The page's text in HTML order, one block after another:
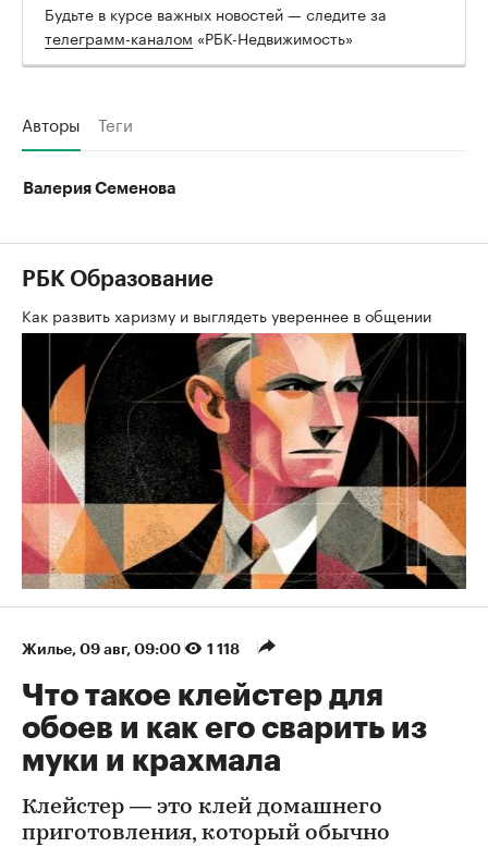
Будьте в курсе важных новостей — следите за
телеграмм-каналом «РБК-Недвижимость»
Авторы Теги
Валерия Семенова
РБК Образование
Как развить харизму и выглядеть увереннее в общении
Жилье⁠, 09 авг, 09:00 1 118
Что такое клейстер для
обоев и как его сварить из
муки и крахмала
Клейстер — это клей домашнего
приготовления, который обычно